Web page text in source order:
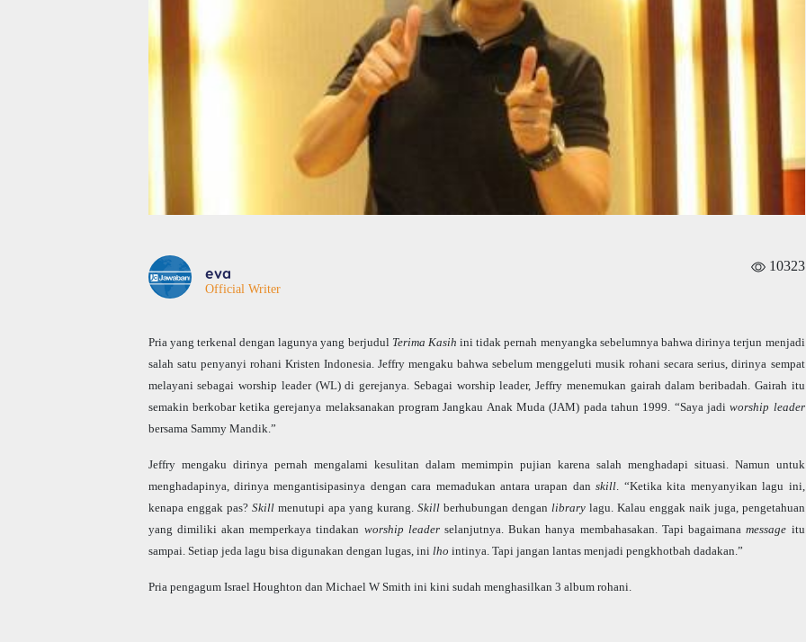
eva
Official Writer
10323
Pria yang terkenal dengan lagunya yang berjudul Terima Kasih ini tidak pernah menyangka sebelumnya bahwa dirinya terjun menjadi
salah satu penyanyi rohani Kristen Indonesia. Jeffry mengaku bahwa sebelum menggeluti musik rohani secara serius, dirinya sempat
melayani sebagai worship leader (WL) di gerejanya. Sebagai worship leader, Jeffry menemukan gairah dalam beribadah. Gairah itu
semakin berkobar ketika gerejanya melaksanakan program Jangkau Anak Muda (JAM) pada tahun 1999. “Saya jadiworship leader
bersama Sammy Mandik.”
Jeffry mengaku dirinya pernah mengalami kesulitan dalam memimpin pujian karena salah menghadapi situasi. Namun untuk
menghadapinya, dirinya mengantisipasinya dengan cara memadukan antara urapan danskill . “Ketika kita menyanyikan lagu ini,
kenapa enggak pas? Skill menutupi apa yang kurang. Skill berhubungan dengan library lagu. Kalau enggak naik juga, pengetahuan
yang dimiliki akan memperkaya tindakan worship leaderselanjutnya. Bukan hanya membahasakan. Tapi bagaimanamessage itu
sampai. Setiap jeda lagu bisa digunakan dengan lugas, ini lho intinya. Tapi jangan lantas menjadi pengkhotbah dadakan.”
Pria pengagum Israel Houghton dan Michael W Smith ini kini sudah menghasilkan 3 album rohani.